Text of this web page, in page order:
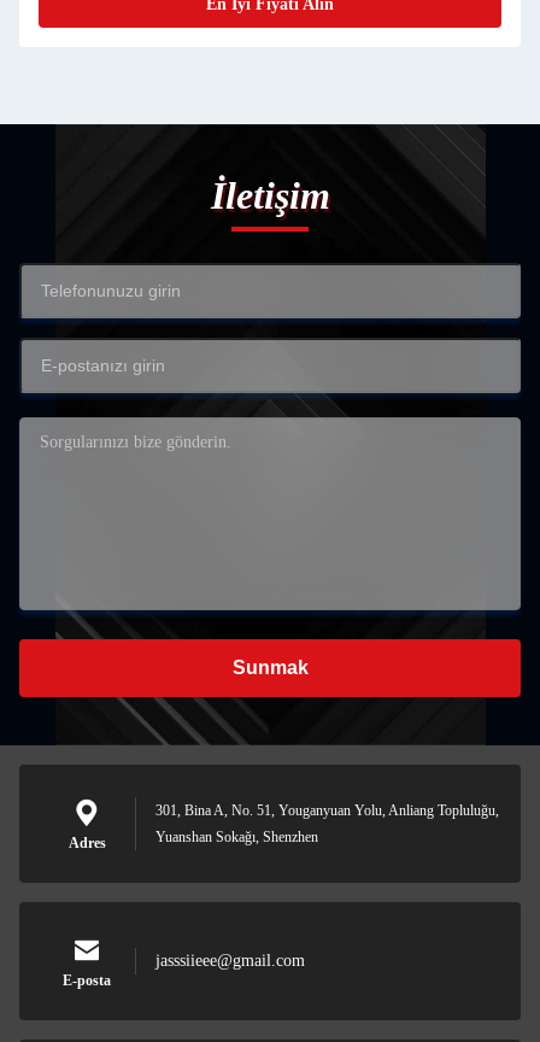
En İyi Fiyatı Alın
İletişim
Sunmak
Adres
301, Bina A, No. 51, Youganyuan Yolu, Anliang Topluluğu,
Yuanshan Sokağı, Shenzhen
E-posta
jasssiieee@gmail.com